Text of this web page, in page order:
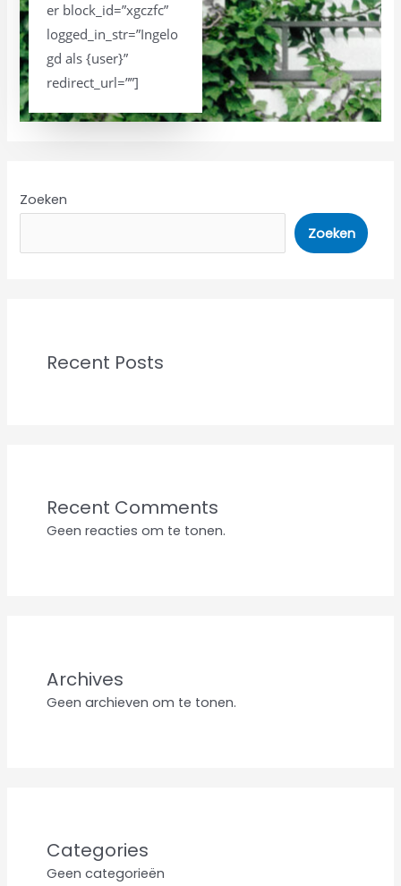
er block_id=”xgczfc”
logged_in_str=”Ingelo
gd als {user}”
redirect_url=””]
Zoeken
Zoeken
Recent Posts
Recent Comments
Geen reacties om te tonen.
Archives
Geen archieven om te tonen.
Categories
Geen categorieën